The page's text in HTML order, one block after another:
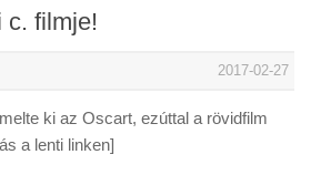
c. filmje!
2017-02-27
ki az Oscart, ezúttal a rövidfilm
a lenti linken]